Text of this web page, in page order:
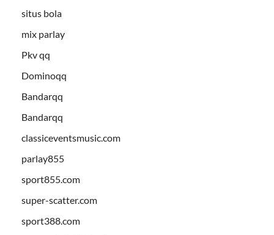
situs bola
mix parlay
Pkv qq
Dominoqq
Bandarqq
Bandarqq
classiceventsmusic.com
parlay855
sport855.com
super-scatter.com
sport388.com